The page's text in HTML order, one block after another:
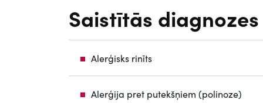
Saistītās diagnozes
Alerģisks rinīts
Alerģija pret putekšņiem (polinoze)